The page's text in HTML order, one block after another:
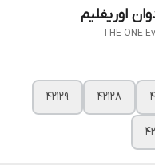
اوریفلیم
THE ONE
42128
42129